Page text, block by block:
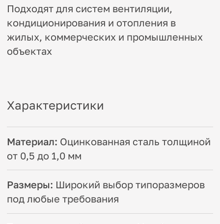
направления воздуховода без
значительного снижения давления.
Основные области применения:
Вентиляционные системы жилых и
Системы дымоудаления и приточно-
вытяжной вентиляции
Отвод идеально подходит для монтажа в
стеснённых условиях, где использование
стандартных отводов под 90° или 45°
невозможно или неэффективно.